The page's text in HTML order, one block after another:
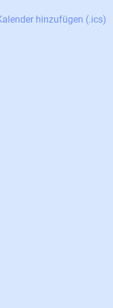
hinzufügen (.ics)